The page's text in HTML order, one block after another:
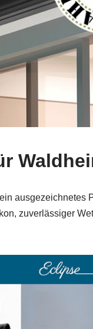
ausgezeichnetes
zuverlässiger